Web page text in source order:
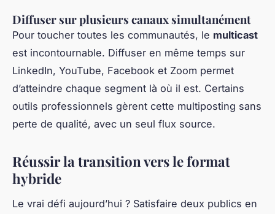
Diffuser sur plusieurs canaux simultanément
Pour toucher toutes les communautés, le multicast
est incontournable. Diffuser en même temps sur
LinkedIn, YouTube, Facebook et Zoom permet
d’atteindre chaque segment là où il est. Certains
outils professionnels gèrent cette multiposting sans
perte de qualité, avec un seul flux source.
Réussir la transition vers le format
hybride
Le vrai défi aujourd’hui ? Satisfaire deux publics en